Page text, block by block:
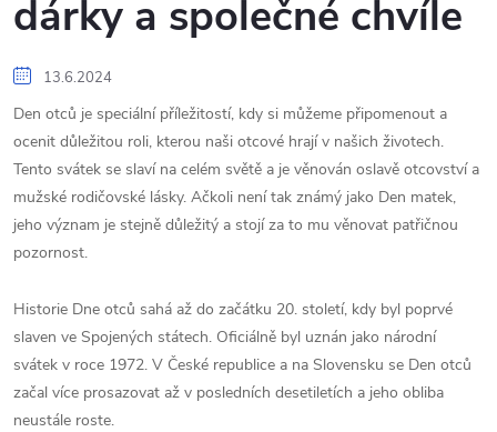
dárky a společné chvíle
13.6.2024
Den otců je speciální příležitostí, kdy si můžeme připomenout a
ocenit důležitou roli, kterou naši otcové hrají v našich životech.
Tento svátek se slaví na celém světě a je věnován oslavě otcovství a
mužské rodičovské lásky. Ačkoli není tak známý jako Den matek,
jeho význam je stejně důležitý a stojí za to mu věnovat patřičnou
pozornost.
Historie Dne otců sahá až do začátku 20. století, kdy byl poprvé
slaven ve Spojených státech. Oficiálně byl uznán jako národní
svátek v roce 1972. V České republice a na Slovensku se Den otců
začal více prosazovat až v posledních desetiletích a jeho obliba
neustále roste.